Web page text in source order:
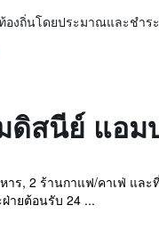
งถิ่นโดยประมาณและชำระ
ดิสนีย์ แอม
ร, 2 ร้านกาแฟ/คาเฟ่ แล
ายต้อนรับ 24 ...